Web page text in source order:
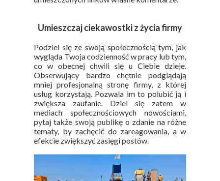
Umieszczaj ciekawostki z życia firmy
Podziel się ze swoją społecznością tym, jak
wygląda Twoja codzienność w pracy lub tym,
co w obecnej chwili się u Ciebie dzieje.
Obserwujący bardzo chętnie podglądają
mniej profesjonalną stronę firmy, z której
usług korzystają. Pozwala im to polubić ją i
zwiększa zaufanie. Dziel się zatem w
mediach społecznościowych nowościami,
pytaj także swoją publikę o zdanie na różne
tematy, by zachęcić do zareagowania, a w
efekcie zwiększyć zasięgi postów.